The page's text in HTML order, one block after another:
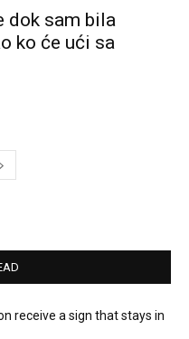
dok sam bila
ko će ući sa
receive a sign that stays in